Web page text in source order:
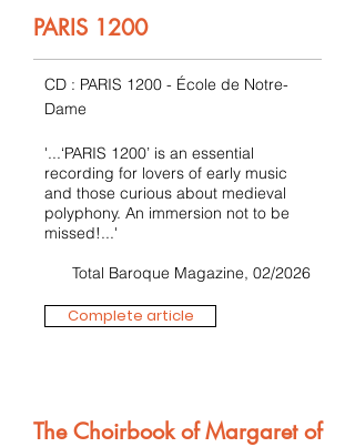
PARIS 1200
CD : PARIS 1200 - École de Notre-
Dame
'...‘PARIS 1200’ is an essential
recording for lovers of early music
and those curious about medieval
polyphony. An immersion not to be
missed!...'
Total Baroque Magazine, 02/2026
Complete article
The Choirbook of Margaret of